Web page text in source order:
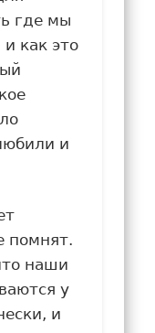
где мы
как это
и
помнят.
наши
у
и